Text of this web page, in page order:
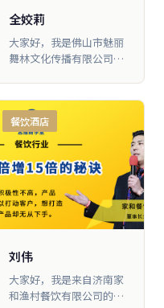
全姣莉
大家好，我是佛山市魅丽
舞林文化传播有限公司创
没来大脑营行学习之前，
我的门店经营困难，我很
迷茫，不知道该怎 么办。
向，知道该如何去做经营
管理，公司业绩也从之前
的1000 万做到现在的
2500万，业绩提升2.5倍
餐饮酒店
刘伟
大家好，我是来自济南家
和渔村餐饮有限公司的刘